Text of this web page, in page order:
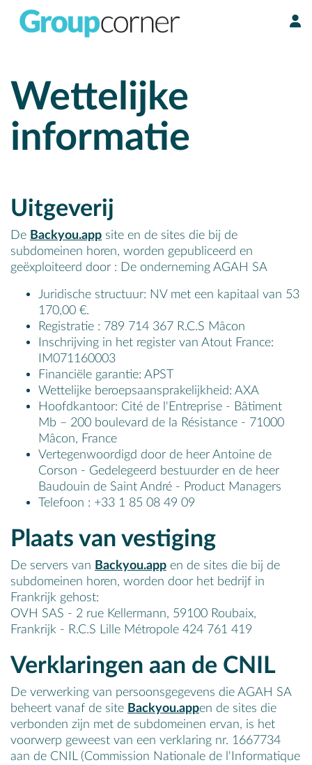
Wettelijke
informatie
Uitgeverij
De Backyou.app site en de sites die bij de
subdomeinen horen, worden gepubliceerd en
geëxploiteerd door : De onderneming AGAH SA
Juridische structuur: NV met een kapitaal van 53
170,00 €.
Registratie : 789 714 367 R.C.S Mâcon
Inschrijving in het register van Atout France:
IM071160003
Financiële garantie: APST
Wettelijke beroepsaansprakelijkheid: AXA
Hoofdkantoor: Cité de l'Entreprise - Bâtiment
Mb – 200 boulevard de la Résistance - 71000
Mâcon, France
Vertegenwoordigd door de heer Antoine de
Corson - Gedelegeerd bestuurder en de heer
Baudouin de Saint André - Product Managers
Telefoon : +33 1 85 08 49 09
Plaats van vestiging
De servers van Backyou.app en de sites die bij de
subdomeinen horen, worden door het bedrijf in
Frankrijk gehost:
OVH SAS - 2 rue Kellermann, 59100 Roubaix,
Frankrijk - R.C.S Lille Métropole 424 761 419
Verklaringen aan de CNIL
De verwerking van persoonsgegevens die AGAH SA
beheert vanaf de site Backyou.appen de sites die
verbonden zijn met de subdomeinen ervan, is het
voorwerp geweest van een verklaring nr. 1667734
aan de CNIL (Commission Nationale de l'Informatique
Cookies beheer paneel